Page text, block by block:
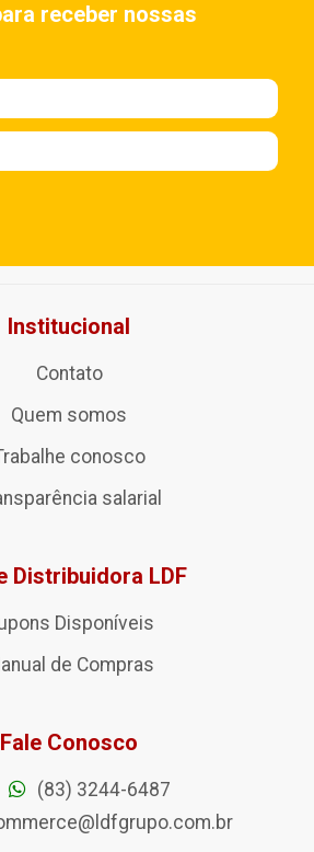
receber nossas
Institucional
Contato
Quem somos
conosco
salarial
Distribuidora LDF
Disponíveis
de Compras
Fale Conosco
(83) 3244-6487